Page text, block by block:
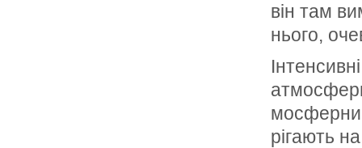
він там
нього,
рігають